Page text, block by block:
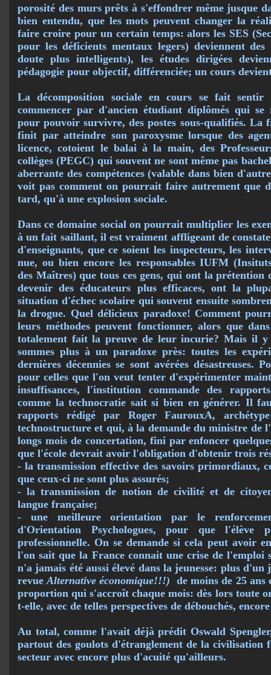
po­rosité des murs prêts à s'effondrer même jusque
bien entendu, que les mots peuvent changer la
faire croire pour un certain temps: alors les SES
pour les déficients mentaux legers) deviennent
doute plus intel­ligents), les études dirigées
pédagogie pour objectif, différenciée; un cours
La décomposition sociale en cours se fait sentir
commencer par d'ancien étudiant diplômés qui se
pour pouvoir survivre, des postes sous-qualifiés. La
finit par at­teindre son paroxysme lorsque des
licence, cotoient le balai à la main, des
collèges (PEGC) qui souvent ne sont même pas
aberrante des compétences (valable dans bien
voit pas comment on pourrait faire autrement que
tard, qu'à une explosion sociale.
Dans ce domaine social on pourrait multiplier les
à un fait saillant, il est vraiment affli­geant de
d'enseignants, que ce soient les inspecteurs, les
nue, ou bien encore les responsables IUFM
des Maîtres) que tous ces gens, qui ont la pré­tention
devenir des éducateurs plus efficaces, ont la
situation d'échec scolaire qui souvent ensuite
la drogue. Quel délicieux pa­radoxe! Comment
leurs méthodes peuvent fonctionner, alors que
totalement fait la preuve de leur incurie? Mais il
sommes plus à un paradoxe près: toutes les
dernières décennies se sont avérées désastreuses.
pour celles que l'on veut tenter d'expérimenter
insuffisances, l'institution commande des
comme la technocratie sait si bien en générer. Il
rapports rédigé par Roger FaurouxA,
technostructure et qui, à la demande du ministre de
longs mois de concertation, fini par enfoncer
que l'école devrait avoir l'obligation d'obtenir trois
- la transmission effective des savoirs primordiaux,
que ceux-ci ne sont plus assurés;
- la transmission de notion de civilité et de
langue française;
- une meilleure orientation par le
d'Orientation Psychologues, pour que l'élève
professionnelle. On se demande si cela peut avoir
l'on sait que la France con­nait une crise de l'emploi
n'a jamais été aussi élevé dans la jeunesse: plus
revueAlternative économique!!!) de moins de 25
pro­portion qui s'accroît chaque mois: dès lors toute
t-elle, avec de telles perspectives de dé­bouchés,
Au total, comme l'avait déjà prédit Oswald
partout des goulots d'étranglement de la civi­lisation
secteur avec encore plus d'acuité qu'ailleurs.